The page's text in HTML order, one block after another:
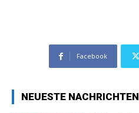
Facebook
NEUESTE NACHRICHTEN